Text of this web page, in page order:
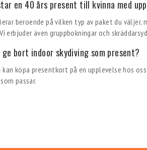
en 40 års present till kvinna med
beroende på vilken typ av paket du
erbjuder även gruppbokningar och
ge bort indoor skydiving som present?
köpa presentkort på en upplevelse hos
passar.